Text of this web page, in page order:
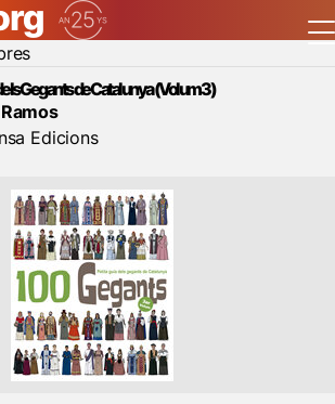
Gegants de Catalunya (Volum 3)
Edicions